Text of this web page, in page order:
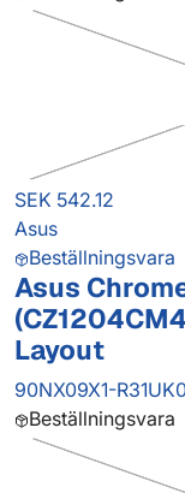
SEK 542.12
Asus
Beställningsvara
Asus
Layout
90NX09X1-
Beställningsvara